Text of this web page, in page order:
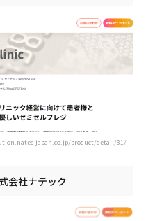
japan.co.jp/product/detail/31/
会社ナテック